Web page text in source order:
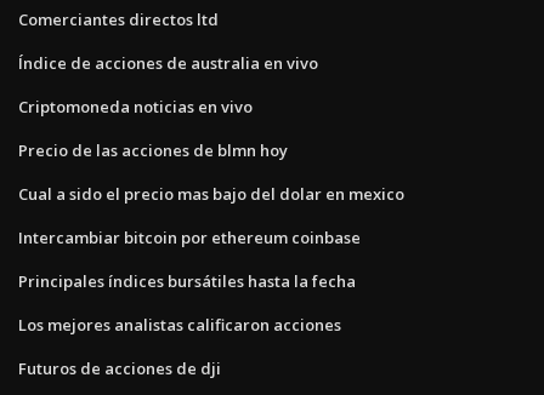
Comerciantes directos ltd
Índice de acciones de australia en vivo
Criptomoneda noticias en vivo
Precio de las acciones de blmn hoy
Cual a sido el precio mas bajo del dolar en mexico
Intercambiar bitcoin por ethereum coinbase
Principales índices bursátiles hasta la fecha
Los mejores analistas calificaron acciones
Futuros de acciones de dji